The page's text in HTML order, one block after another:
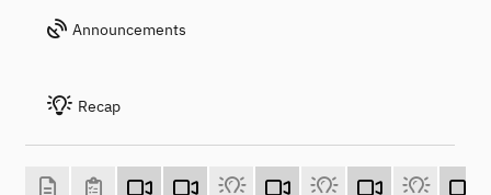
Announcements
Recap